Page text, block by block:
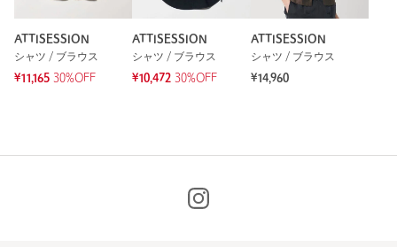
ATTISESSION
シャツ / ブラウス
¥11,165 30%OFF
ATTISESSION
シャツ / ブラウス
¥10,472 30%OFF
ATTISESSION
シャツ / ブラウス
¥14,960